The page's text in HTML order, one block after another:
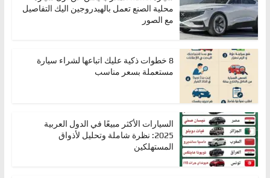
محلية الصنع تعمل بالهيدروجين اليك التفاصيل
مع الصور
8 خطوات ذكية عليك اتباعها لشراء سيارة
مستعملة بسعر مناسب
السيارات الأكثر مبيعًا في الدول العربية
2025: نظرة شاملة وتحليل لأذواق
المستهلكين